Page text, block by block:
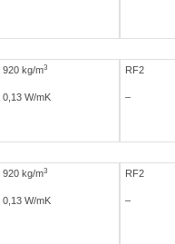
920 kg/m3 RF2
0,13 W/mK –
920 kg/m3 RF2
0,13 W/mK –